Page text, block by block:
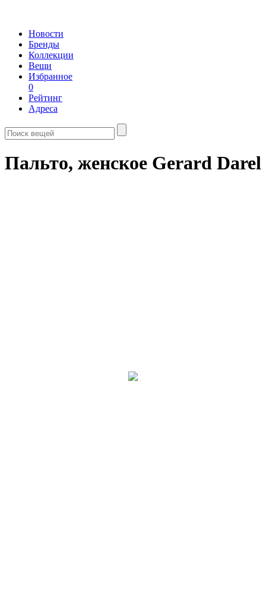
Новости
Бренды
Коллекции
Вещи
Избранное
0
Рейтинг
Адреса
Пальто, женское Gerard Darel